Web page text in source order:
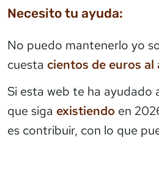
Necesito tu ayuda:
No puedo mantenerlo yo
cuesta cientos de euros al
Si esta web te ha ayudado
que siga existiendo en
es contribuir, con lo que